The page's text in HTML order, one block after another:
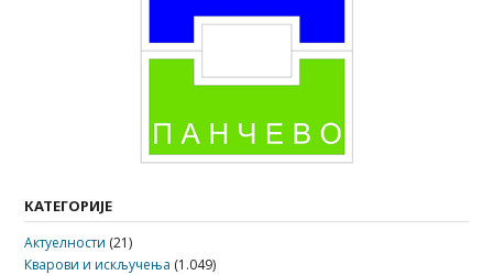
КАТЕГОРИЈЕ
Актуелности (21)
Кварови и искључења (1.049)